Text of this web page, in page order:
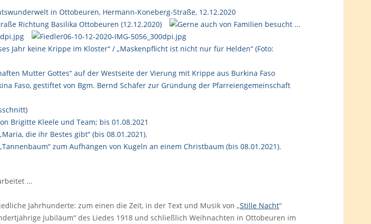
...
Jahrhunderte: zum einen die Zeit, in der Text und Musik von „Stille Nacht“
Jubiläum“ des Liedes 1918 und schließlich Weihnachten in Ottobeuren im